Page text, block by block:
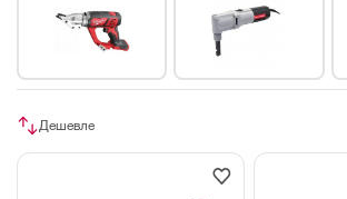
штрихкод,
расположенный
товаре
или
Дешевле